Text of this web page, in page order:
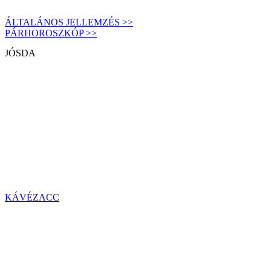
ÁLTALÁNOS JELLEMZÉS >>
PÁRHOROSZKÓP >>
JÓSDA
KÁVÉZACC